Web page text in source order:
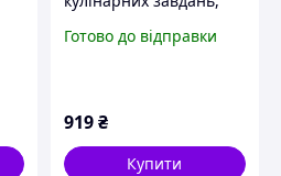
ножі, Набір ножів для
Готово до відправки
919₴
Купити